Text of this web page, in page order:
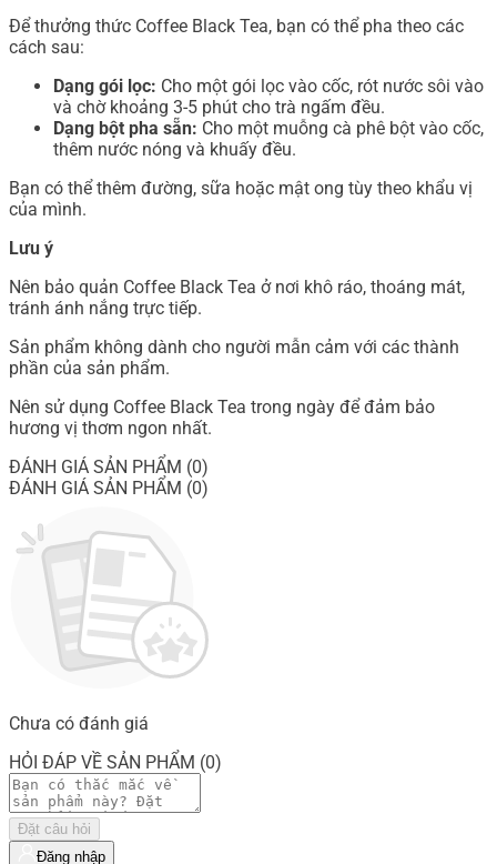
Để thưởng thức Coffee Black Tea, bạn có thể pha theo các
cách sau:
Dạng gói lọc: Cho một gói lọc vào cốc, rót nước sôi vào
và chờ khoảng 3-5 phút cho trà ngấm đều.
Dạng bột pha sẵn: Cho một muỗng cà phê bột vào cốc,
thêm nước nóng và khuấy đều.
Bạn có thể thêm đường, sữa hoặc mật ong tùy theo khẩu vị
của mình.
Lưu ý
Nên bảo quản Coffee Black Tea ở nơi khô ráo, thoáng mát,
tránh ánh nắng trực tiếp.
Sản phẩm không dành cho người mẫn cảm với các thành
phần của sản phẩm.
Nên sử dụng Coffee Black Tea trong ngày để đảm bảo
hương vị thơm ngon nhất.
ĐÁNH GIÁ SẢN PHẨM (0)
ĐÁNH GIÁ SẢN PHẨM (0)
Chưa có đánh giá
HỎI ĐÁP VỀ SẢN PHẨM (0)
Đặt câu hỏi
Đăng nhập